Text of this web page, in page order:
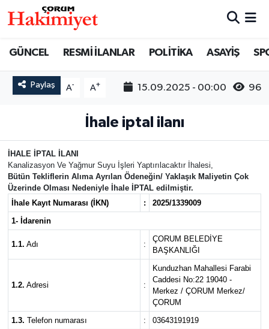
GÜNCEL RESMİ İLANLAR POLİTİKA ASAYİŞ
Paylaş A- A+ 15.09.2025 - 00:00 96
İhale iptal ilanı
İHALE İPTAL İLANI
Kanalizasyon Ve Yağmur Suyu İşleri Yaptırılacaktır İhalesi,
Bütün Tekliflerin Alıma Ayrılan Ödeneğin/ Yaklaşık Maliyetin Çok
Üzerinde Olması Nedeniyle İhale İPTAL edilmiştir.
İhale Kayıt Numarası (İKN)
:
2025/1339009
1- İdarenin
1.1. Adı :
ÇORUM BELEDİYE
BAŞKANLIĞI
1.2. Adresi :
Kunduzhan Mahallesi Farabi
Caddesi No:22 19040 -
Merkez / ÇORUM Merkez/
ÇORUM
1.3. Telefon numarası :
03643191919
POLİTİKA
EKONOMİ
GÜNCEL
AKTÜEL
EĞİTİM
İLÇELER
OTOPARK
Nöbetçi Eczaneler
Hava Durumu
Süper Lig Puan Durumu ve Fikstür
Tüm Manşetler
Son Dakika Haberleri
Haber Arşivi